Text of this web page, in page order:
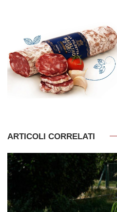
ARTICOLI CORRELATI